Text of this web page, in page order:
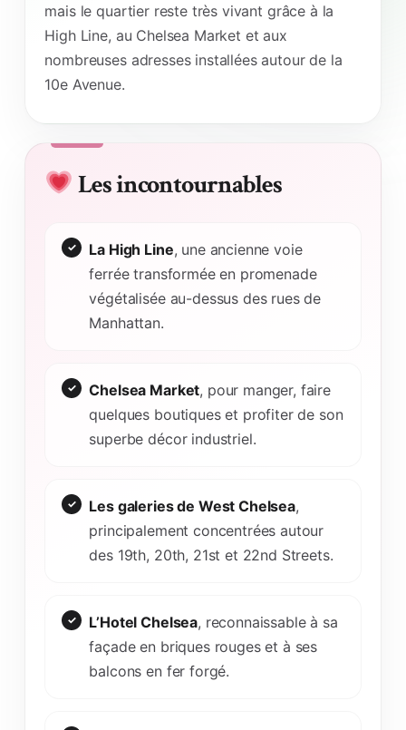
mais le quartier reste très vivant grâce à la
High Line, au Chelsea Market et aux
nombreuses adresses installées autour de la
10e Avenue.
Les incontournables
La High Line, une ancienne voie
ferrée transformée en promenade
végétalisée au-dessus des rues de
Manhattan.
Chelsea Market, pour manger, faire
quelques boutiques et profiter de son
superbe décor industriel.
Les galeries de West Chelsea,
principalement concentrées autour
des 19th, 20th, 21st et 22nd Streets.
L’Hotel Chelsea, reconnaissable à sa
façade en briques rouges et à ses
balcons en fer forgé.